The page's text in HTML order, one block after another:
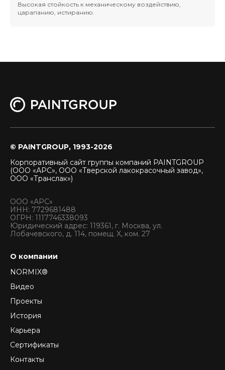
Высокая стойкость к механическому воздействию,
царапанию, истиранию.
© PAINTGROUP, 1993-2026
Корпоративный сайт группы компаний PAINTGROUP
(ООО «АРС», ООО «Тверской лакокрасочный завод»,
ООО «Транслак»)
ООО «АРС»
ИНН: 7729681488
ОГРН: 1117746338093
Юридический адрес: 119361, г. Москва, ул.
Лобачевского, д. 114, помещ. X, ком. 27
О компании
NORMIX®
Видео
Проекты
История
Карьера
Сертификаты
Контакты